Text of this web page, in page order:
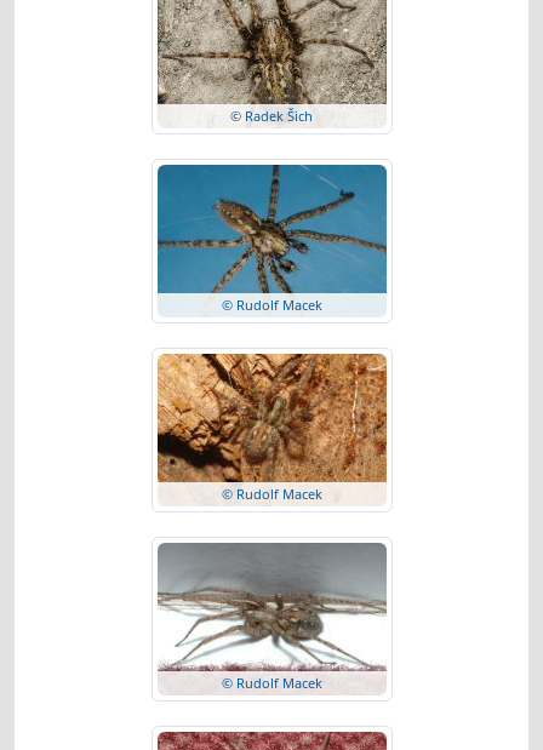
© Radek Šich
© Rudolf Macek
© Rudolf Macek
© Rudolf Macek